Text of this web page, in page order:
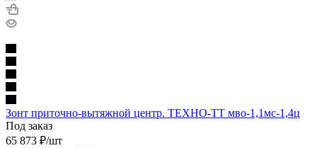
Зонт приточно-вытяжной центр. ТЕХНО-ТТ мво-1,1мс-1,4ц
Под заказ
65 873 ₽/шт